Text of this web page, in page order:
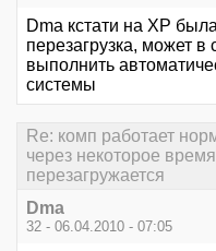
Dma кстати на ХР
перезагрузка, может в
выполнить
системы
Re: комп работает
через некоторое
перезагружается
Dma
32 - 06.04.2010 - 07:05